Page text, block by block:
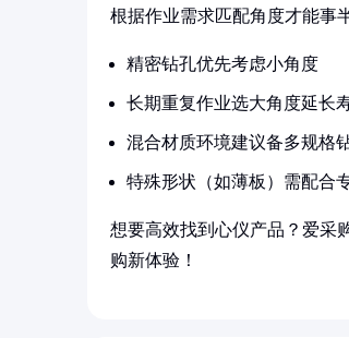
根据作业需求匹配角度才能事
精密钻孔优先考虑小角度
长期重复作业选大角度延长
混合材质环境建议备多规格
特殊形状（如薄板）需配合
想要高效找到心仪产品？爱采
购新体验！